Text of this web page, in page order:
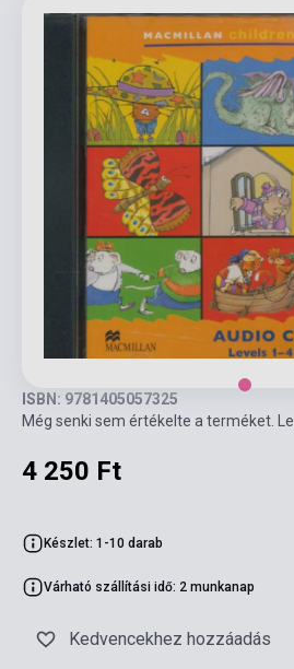
ISBN: 9781405057325
Még senki sem értékelte a terméket.
4 250 Ft
Készlet: 1-10 darab
Várható szállítási idő: 2 munkanap
Kedvencekhez hozzáadás